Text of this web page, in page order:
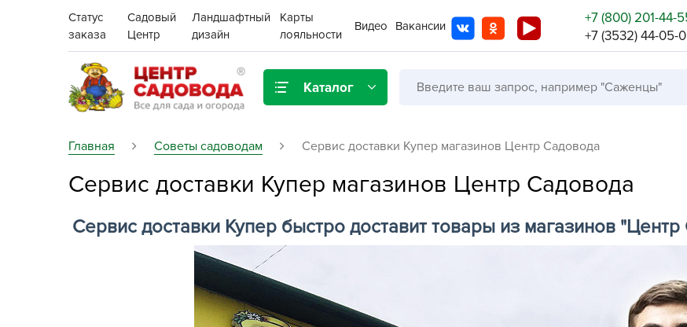
Статус
заказа
Садовый
Центр
Ландшафтный
дизайн
Карты
лояльности
Видео Вакансии
+7 (800) 201-44-
+7 (3532) 44-05-
Каталог
Газонная трава
Грунты, дренаж, мульча
Декор для дома и сада
Ёмкости для рассады и
Цена:
Поиск Бренды
Главная Советы садоводам Сервис доставки Купер магазинов Центр Садовода
Сервис доставки Купер магазинов Центр Садовода
Сервис доставки Купер быстро доставит товары из магазинов